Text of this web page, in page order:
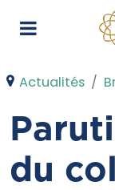
Actualités
du